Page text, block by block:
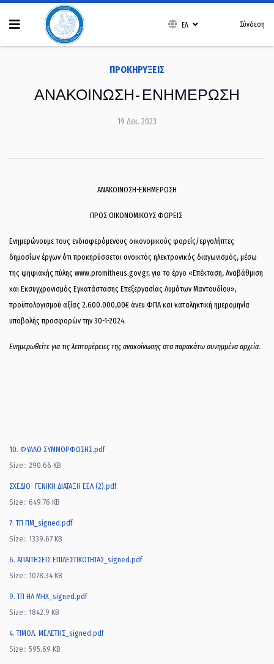
ΕΛ Σύνδεση
ΠΡΟΚΗΡΎΞΕΙΣ
ΑΝΑΚΟΙΝΩΣΗ- ΕΝΗΜΕΡΩΣΗ
19 Δεκ. 2023
ΑΝΑΚΟΙΝΩΣΗ-ΕΝΗΜΕΡΩΣΗ
ΠΡΟΣ ΟΙΚΟΝΟΜΙΚΟΥΣ ΦΟΡΕΙΣ
Ενημερώνουμε τους ενδιαφερόμενους οικονομικούς φορείς/εργολήπτες
δημοσίων έργων ότι προκηρύσσεται ανοικτός ηλεκτρονικός διαγωνισμός, μέσω
της ψηφιακής πύλης www.promitheus.gov.gr, για το έργο «Επέκταση, Αναβάθμιση
και Εκσυγχρονισμός Εγκατάστασης Επεξεργασίας Λυμάτων Μαντουδίου»,
προϋπολογισμού αξίας 2.600.000,00€ άνευ ΦΠΑ και καταληκτική ημερομηνία
υποβολής προσφορών την 30-1-2024.
Ενημερωθείτε για τις λεπτομέρειες της ανακοίνωσης στα παρακάτω συνημμένα αρχεία.
10. ΦΥΛΛΟ ΣΥΜΜΟΡΦΩΣΗΣ.pdf
Size:: 290.66 KB
ΣΧΕΔΙΟ- ΓΕΝΙΚΗ ΔΙΑΤΑΞΗ ΕΕΛ (2).pdf
Size:: 649.76 KB
7. ΤΠ ΠΜ_signed.pdf
Size:: 1339.67 KB
6. ΑΠΑΙΤΗΣΕΙΣ ΕΠΙΛΕΣΤΙΚΟΤΗΤΑΣ_signed.pdf
Size:: 1078.34 KB
9. TΠ ΗΛ ΜΗΧ_signed.pdf
Size:: 1842.9 KB
4. ΤΙΜΟΛ. ΜΕΛΕΤΗΣ_signed.pdf
Size:: 595.69 KB